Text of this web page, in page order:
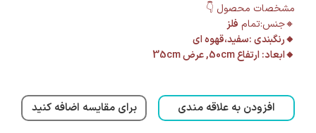
مشخصات محصول 👇
🔸جنس:تمام فلز
🔸رنگبندی :سفید،قهوه ای
🔸ابعاد: ارتفاع 50cm, عرض 35cm
افزودن به علاقه مندی برای مقایسه اضافه کنید